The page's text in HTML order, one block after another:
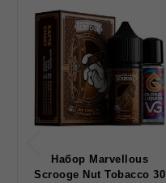
Набор Marvellous
Scrooge Nut Tobacco 30